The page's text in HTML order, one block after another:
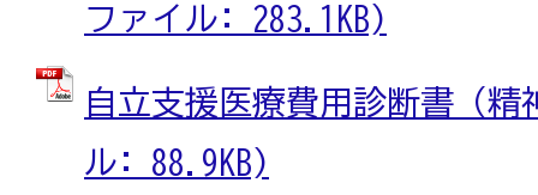
ファイル: 283.1KB)
自立支援医療費用診断書（精
ル: 88.9KB)